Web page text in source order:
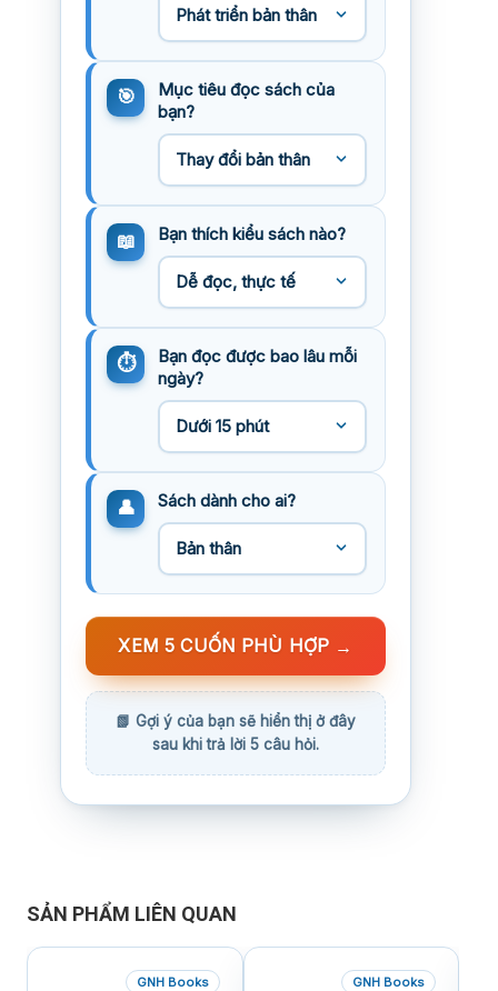
Mục tiêu đọc sách của
bạn?
Bạn thích kiểu sách nào?
Bạn đọc được bao lâu mỗi
ngày?
Sách dành cho ai?
XEM 5 CUỐN PHÙ HỢP →
SẢN PHẨM LIÊN QUAN
GNH Books GNH Books